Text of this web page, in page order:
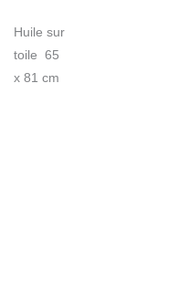
Huile sur
toile 65
x 81 cm